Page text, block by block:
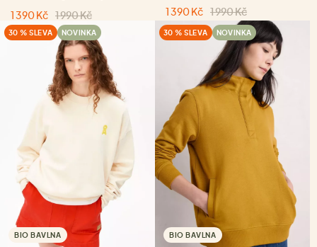
1 390 Kč 1 990 Kč
1 390 Kč 1 990 Kč
30 % SLEVA NOVINKA
BIO BAVLNA
30 % SLEVA NOVINKA
BIO BAVLNA